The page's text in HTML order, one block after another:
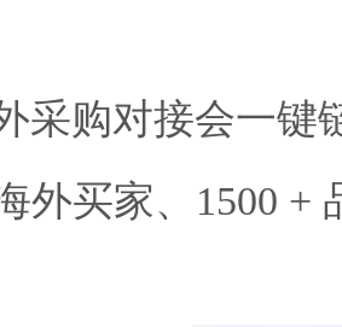
采购对接会一键
外买家、 1500 +